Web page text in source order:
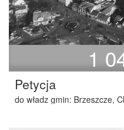
1
Petycja
do władz gmin: Brzeszcze,